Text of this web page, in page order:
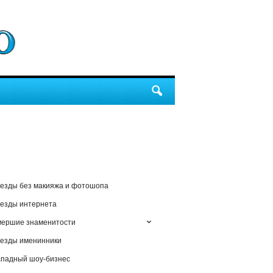
без макияжа и фотошопа
интернета
знаменитости
именинники
шоу-бизнес